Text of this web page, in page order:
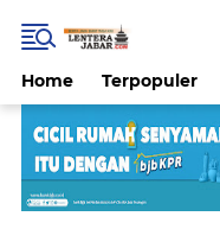
Home Terpopuler